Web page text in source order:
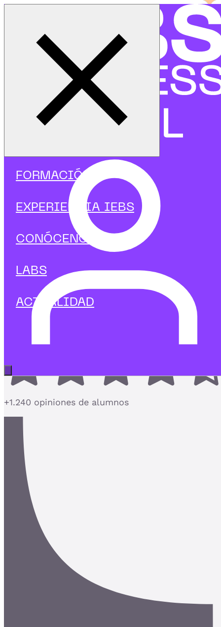
FORMACIÓN
EXPERIENCIA IEBS
CONÓCENOS
LABS
ACTUALIDAD
Inicio
Programas
Programas focalizados
UX, UI y CX
Curso de Técnicas de Evaluación de Usabilidad
Curso de Técnicas de Evaluación
Evalúa la experiencia de usuario con datos y
mejora tu producto con criterio
+1.240 opiniones de alumnos